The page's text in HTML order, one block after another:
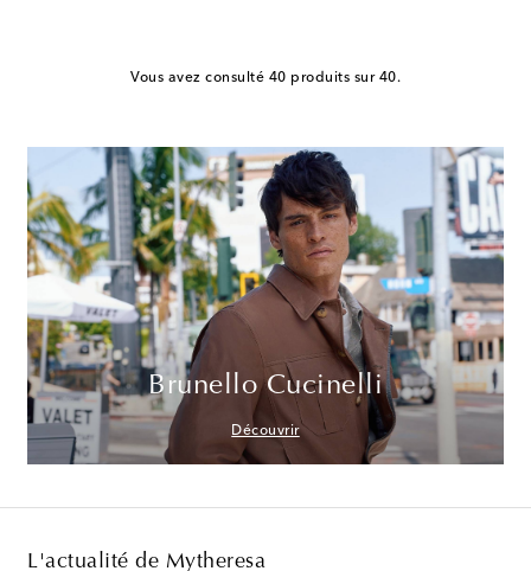
Vous avez consulté 40 produits sur 40.
Brunello Cucinelli
Découvrir
L'actualité de Mytheresa